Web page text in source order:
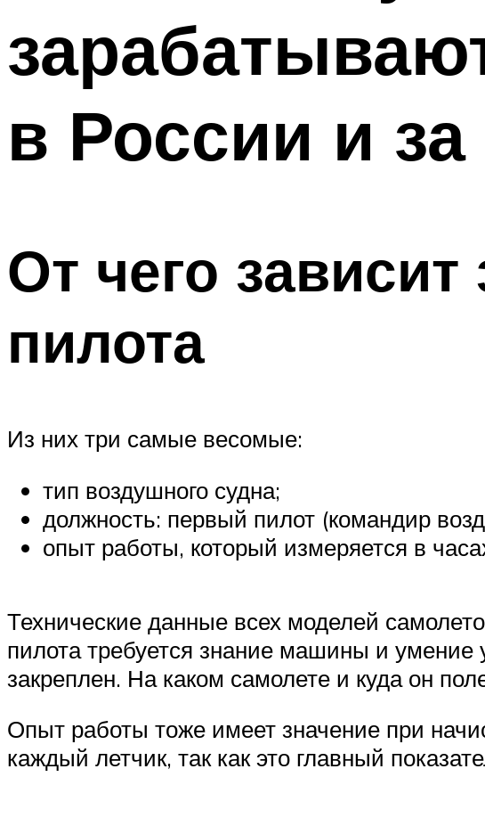
в России и
От чего зависит
пилота
Из них три самые весомые:
тип воздушного судна;
должность: первый пилот (командир
опыт работы, который измеряется в
Технические данные всех моделей
пилота требуется знание машины и
закреплен. На каком самолете и куда он
Опыт работы тоже имеет значение при
каждый летчик, так как это главный